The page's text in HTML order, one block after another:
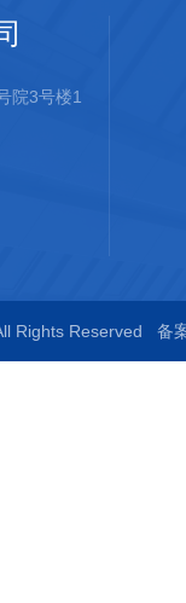
院3号楼1
Rights Reserved 备